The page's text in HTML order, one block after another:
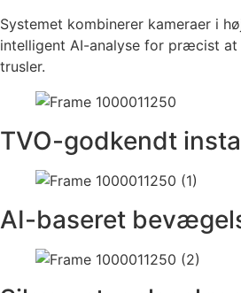
Systemet kombinerer kameraer i
intelligent AI-analyse for præcist
trusler.
TVO-godkendt
AI-baseret